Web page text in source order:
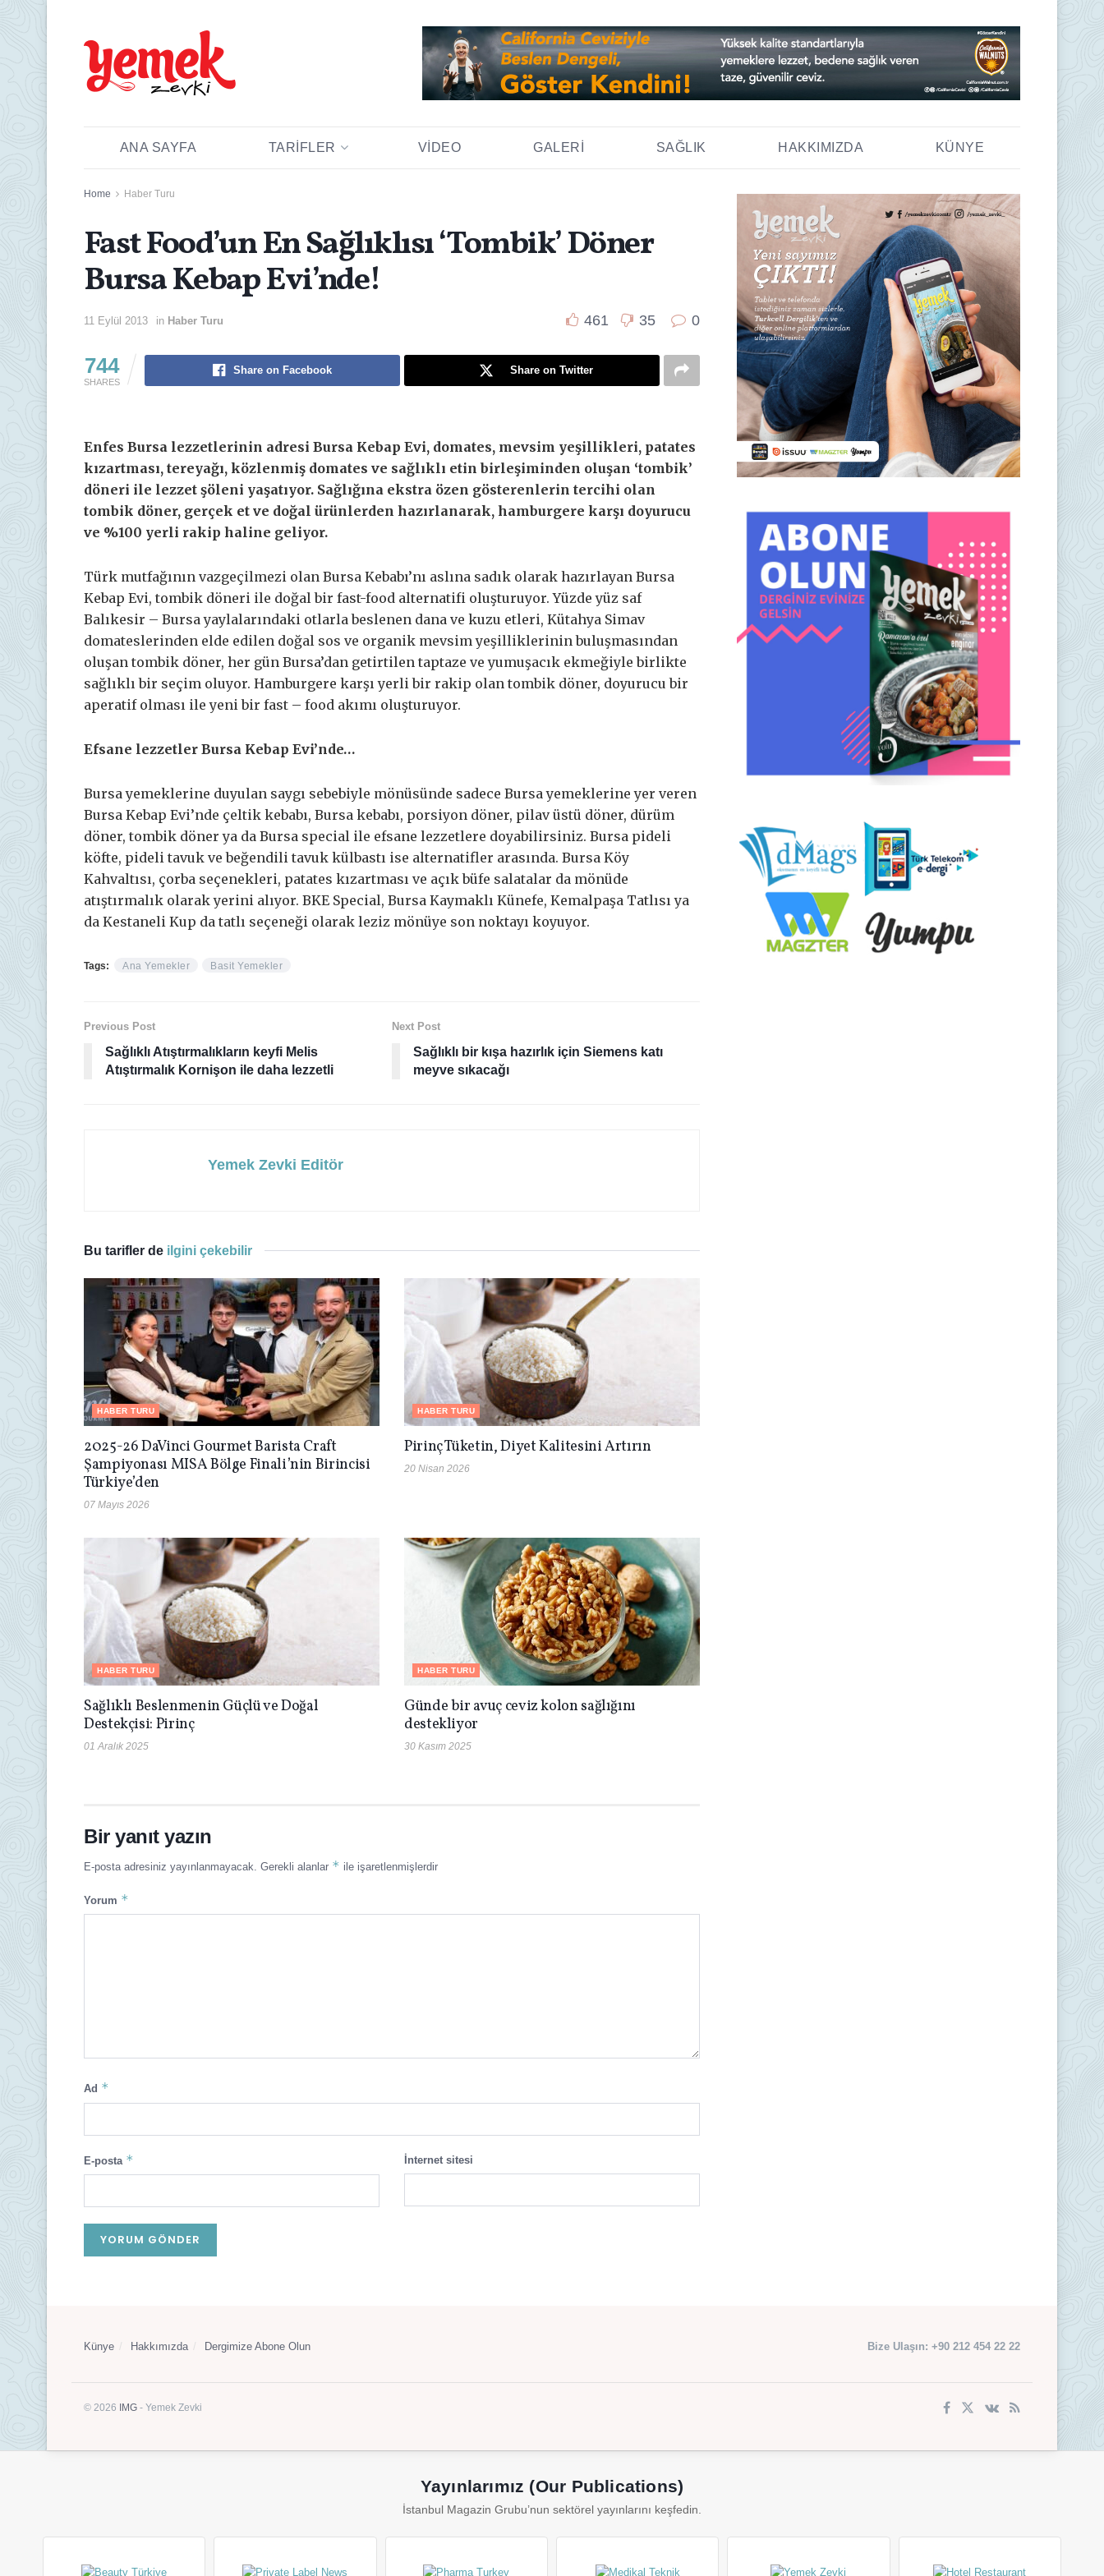
ANA SAYFA TARIFLER VIDEO GALERI SAĞLIK HAKKIMIZDA KÜNYE
Home Haber Turu
Fast Food’un En Sağlıklısı ‘Tombik’ Döner
Bursa Kebap Evi’nde!
11 Eylül 2013 in Haber Turu 461 35 0
744
SHARES
Share on Facebook Share on Twitter
Enfes Bursa lezzetlerinin adresi Bursa Kebap Evi, domates, mevsim yeşillikleri, patates
kızartması, tereyağı, közlenmiş domates ve sağlıklı etin birleşiminden oluşan ‘tombik’
döneri ile lezzet şöleni yaşatıyor. Sağlığına ekstra özen gösterenlerin tercihi olan
tombik döner, gerçek et ve doğal ürünlerden hazırlanarak, hamburgere karşı doyurucu
ve %100 yerli rakip haline geliyor.
Türk mutfağının vazgeçilmezi olan Bursa Kebabı’nı aslına sadık olarak hazırlayan Bursa
Kebap Evi, tombik döneri ile doğal bir fast-food alternatifi oluşturuyor. Yüzde yüz saf
Balıkesir – Bursa yaylalarındaki otlarla beslenen dana ve kuzu etleri, Kütahya Simav
domateslerinden elde edilen doğal sos ve organik mevsim yeşilliklerinin buluşmasından
oluşan tombik döner, her gün Bursa’dan getirtilen taptaze ve yumuşacık ekmeğiyle birlikte
sağlıklı bir seçim oluyor. Hamburgere karşı yerli bir rakip olan tombik döner, doyurucu bir
aperatif olması ile yeni bir fast – food akımı oluşturuyor.
Efsane lezzetler Bursa Kebap Evi’nde…
Bursa yemeklerine duyulan saygı sebebiyle mönüsünde sadece Bursa yemeklerine yer veren
Bursa Kebap Evi’nde çeltik kebabı, Bursa kebabı, porsiyon döner, pilav üstü döner, dürüm
döner, tombik döner ya da Bursa special ile efsane lezzetlere doyabilirsiniz. Bursa pideli
köfte, pideli tavuk ve beğendili tavuk külbastı ise alternatifler arasında. Bursa Köy
Kahvaltısı, çorba seçenekleri, patates kızartması ve açık büfe salatalar da mönüde
atıştırmalık olarak yerini alıyor. BKE Special, Bursa Kaymaklı Künefe, Kemalpaşa Tatlısı ya
da Kestaneli Kup da tatlı seçeneği olarak leziz mönüye son noktayı koyuyor.
Tags: Ana Yemekler Basit Yemekler
Previous Post
Sağlıklı Atıştırmalıkların keyfi Melis
Atıştırmalık Kornişon ile daha lezzetli
Next Post
Sağlıklı bir kışa hazırlık için Siemens katı
meyve sıkacağı
Yemek Zevki Editör
Bu tarifler de ilgini çekebilir
HABER TURU
2025-26 DaVinci Gourmet Barista Craft
Şampiyonası MISA Bölge Finali’nin Birincisi
Türkiye’den
07 Mayıs 2026
HABER TURU
Pirinç Tüketin, Diyet Kalitesini Artırın
20 Nisan 2026
HABER TURU
Sağlıklı Beslenmenin Güçlü ve Doğal
Destekçisi: Pirinç
01 Aralık 2025
HABER TURU
Günde bir avuç ceviz kolon sağlığını
destekliyor
30 Kasım 2025
Bir yanıt yazın
E-posta adresiniz yayınlanmayacak. Gerekli alanlar * ile işaretlenmişlerdir
Yorum *
Ad *
E-posta * İnternet sitesi
Künye Hakkımızda Dergimize Abone Olun Bize Ulaşın: +90 212 454 22 22
© 2026 IMG - Yemek Zevki
Yayınlarımız (Our Publications)
İstanbul Magazin Grubu’nun sektörel yayınlarını keşfedin.